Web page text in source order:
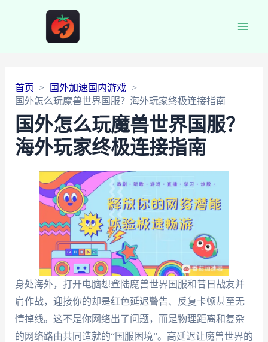
首页
国外加速国内游戏
国外怎么玩魔兽世界国服？海外玩家终极连接指南
国外怎么玩魔兽世界国服？
海外玩家终极连接指南
身处海外，打开电脑想登陆魔兽世界国服和昔日战友并
肩作战，迎接你的却是红色延迟警告、反复卡顿甚至无
情掉线。这不是你网络出了问题，而是物理距离和复杂
的网络路由共同造就的“国服困境”。高延迟让魔兽世界的